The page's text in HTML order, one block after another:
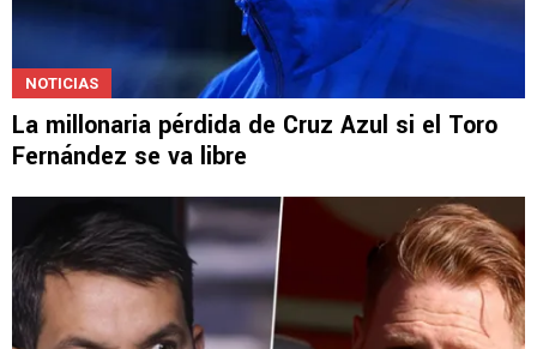
La millonaria pérdida de Cruz Azul si el Toro
Fernández se va libre